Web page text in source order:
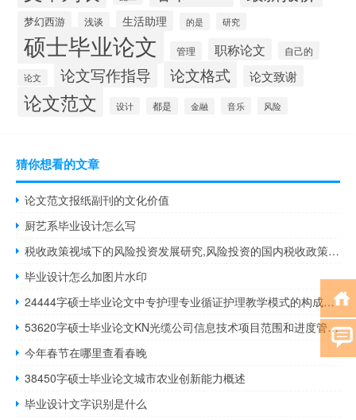
梦幻西游 浅谈 生活助理 的是 研究
硕士毕业论文 管理 职称论文 自己的
论文 论文写作指导 论文格式 论文致谢
论文范文 设计 都是 金融 音乐 风险
猜你想看的文章
论文范文报纸副刊的文化价值
厨艺系毕业设计怎么写
税收政策视域下的风险投资发展研究,风险投资的国内税收政策是什么？
毕业设计怎么加图片水印
24444字硕士毕业论文中专护理专业循证护理教学模式的构成及具体操作方法探讨
53620字硕士毕业论文KN光缆公司信息技术项目范围和进度管理实施方案
今年春节在哪里查看春晚
38450字硕士毕业论文城市农业创新能力概述
毕业设计文字识别是什么